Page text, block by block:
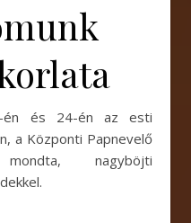
a Központi Papnevelő
nagyböjti